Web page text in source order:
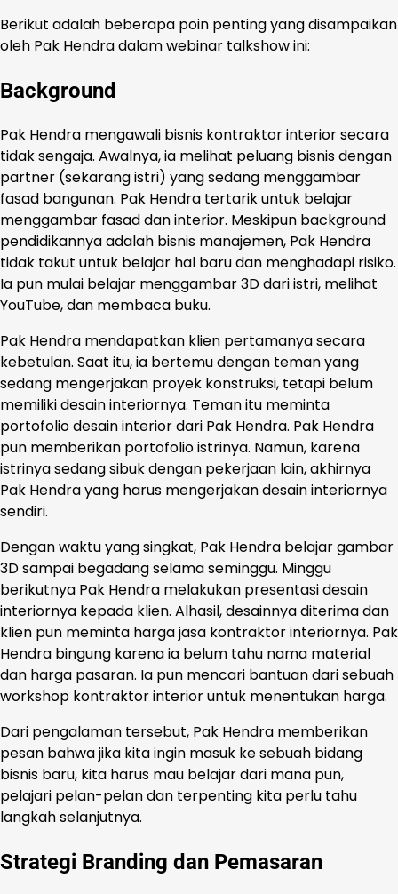
Berikut adalah beberapa poin penting yang disampaikan
oleh Pak Hendra dalam webinar talkshow ini:
Background
Pak Hendra mengawali bisnis kontraktor interior secara
tidak sengaja. Awalnya, ia melihat peluang bisnis dengan
partner (sekarang istri) yang sedang menggambar
fasad bangunan. Pak Hendra tertarik untuk belajar
menggambar fasad dan interior. Meskipun background
pendidikannya adalah bisnis manajemen, Pak Hendra
tidak takut untuk belajar hal baru dan menghadapi risiko.
Ia pun mulai belajar menggambar 3D dari istri, melihat
YouTube, dan membaca buku.
Pak Hendra mendapatkan klien pertamanya secara
kebetulan. Saat itu, ia bertemu dengan teman yang
sedang mengerjakan proyek konstruksi, tetapi belum
memiliki desain interiornya. Teman itu meminta
portofolio desain interior dari Pak Hendra. Pak Hendra
pun memberikan portofolio istrinya. Namun, karena
istrinya sedang sibuk dengan pekerjaan lain, akhirnya
Pak Hendra yang harus mengerjakan desain interiornya
sendiri.
Dengan waktu yang singkat, Pak Hendra belajar gambar
3D sampai begadang selama seminggu. Minggu
berikutnya Pak Hendra melakukan presentasi desain
interiornya kepada klien. Alhasil, desainnya diterima dan
klien pun meminta harga jasa kontraktor interiornya. Pak
Hendra bingung karena ia belum tahu nama material
dan harga pasaran. Ia pun mencari bantuan dari sebuah
workshop kontraktor interior untuk menentukan harga.
Dari pengalaman tersebut, Pak Hendra memberikan
pesan bahwa jika kita ingin masuk ke sebuah bidang
bisnis baru, kita harus mau belajar dari mana pun,
pelajari pelan-pelan dan terpenting kita perlu tahu
langkah selanjutnya.
Strategi Branding dan Pemasaran